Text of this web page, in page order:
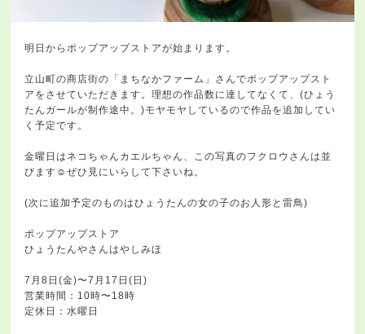
明日からポップアップストアが始まります。
立山町の商店街の「まちなかファーム」さんでポップアップスト
アをさせていただきます。理想の作品数に達してなくて、(ひょう
たんガールが制作途中。)モヤモヤしているので作品を追加してい
く予定です。
金曜日はネコちゃんカエルちゃん、この写真のフクロウさんは並
びます☺️ぜひ見にいらして下さいね。
(次に追加予定のものはひょうたんの女の子のお人形と雷鳥)
ポップアップストア
ひょうたんやさんはやしみほ
7月8日(金)〜7月17日(日)
営業時間：10時〜18時
定休日：水曜日